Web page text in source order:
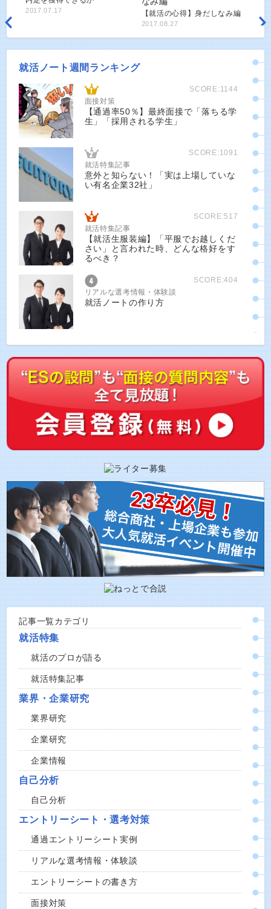
2017.07.17 【就活の心得】身だしなみ編
2017.08.27
就活ノート週間ランキング
SCORE:1144
面接対策
【通過率50％】最終面接で「落ちる学
生」「採用される学生」
SCORE:1091
就活特集記事
意外と知らない！「実は上場していな
い有名企業32社」
SCORE:517
就活特集記事
【就活生服装編】「平服でお越しくだ
さい」と言われた時、どんな格好をす
るべき？
SCORE:404
リアルな選考情報・体験談
就活ノートの作り方
記事一覧カテゴリ
就活特集
就活のプロが語る
就活特集記事
業界・企業研究
業界研究
企業研究
企業情報
自己分析
自己分析
エントリーシート・選考対策
通過エントリーシート実例
リアルな選考情報・体験談
エントリーシートの書き方
面接対策